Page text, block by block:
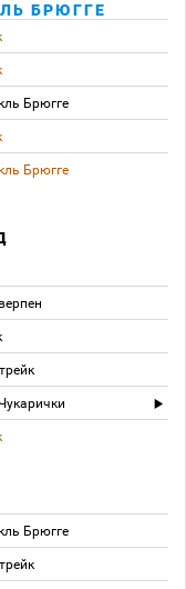
БРЮГГЕ
Брюгге
Брюгге
Брюгге